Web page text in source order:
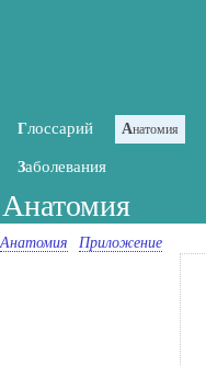
Глоссарий Анатомия
Заболевания
Анатомия
Анатомия Приложение